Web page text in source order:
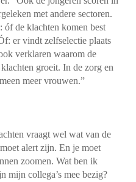
met andere sectoren.
óf de klachten komen best
er vindt zelfselectie plaats
verklaren waarom de
groeit. In de zorg en
meer vrouwen.”
vraagt wel wat van de
alert zijn. En je moet
zoomen. Wat ben ik
mijn collega’s mee bezig?